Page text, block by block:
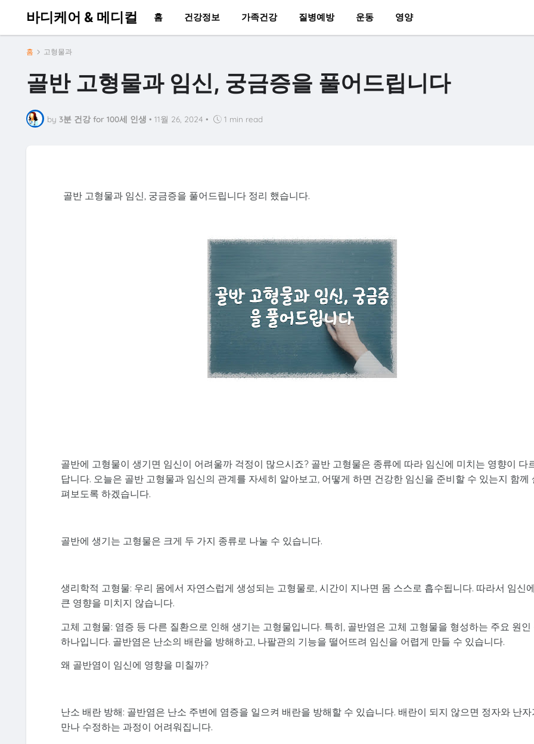
바디케어 & 메디컬 홈 건강정보 가족건강 질병예방 운동 영양
홈 고형물과
골반 고형물과 임신, 궁금증을 풀어드립니다
by 3분 건강 for 100세 인생 • 11월 26, 2024 • 1 min read
골반 고형물과 임신, 궁금증을 풀어드립니다 정리 했습니다.
골반에 고형물이 생기면 임신이 어려울까 걱정이 많으시죠? 골반 고형물은 종류에 따라 임신에 미치는 영향이 다
답니다. 오늘은 골반 고형물과 임신의 관계를 자세히 알아보고, 어떻게 하면 건강한 임신을 준비할 수 있는지 함께
펴보도록 하겠습니다.
골반에 생기는 고형물은 크게 두 가지 종류로 나눌 수 있습니다.
생리학적 고형물: 우리 몸에서 자연스럽게 생성되는 고형물로, 시간이 지나면 몸 스스로 흡수됩니다. 따라서 임신에
큰 영향을 미치지 않습니다.
고체 고형물: 염증 등 다른 질환으로 인해 생기는 고형물입니다. 특히, 골반염은 고체 고형물을 형성하는 주요 원인
하나입니다. 골반염은 난소의 배란을 방해하고, 나팔관의 기능을 떨어뜨려 임신을 어렵게 만들 수 있습니다.
왜 골반염이 임신에 영향을 미칠까?
난소 배란 방해: 골반염은 난소 주변에 염증을 일으켜 배란을 방해할 수 있습니다. 배란이 되지 않으면 정자와 난자
만나 수정하는 과정이 어려워집니다.